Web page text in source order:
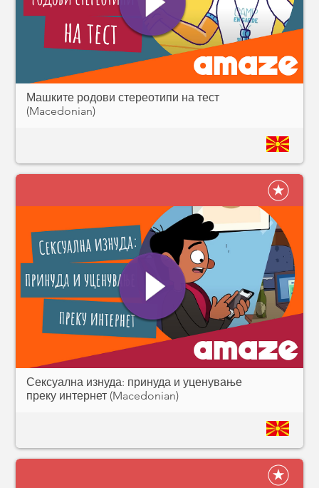
Машките родови стереотипи на тест
(Macedonian)
Сексуална изнуда: принуда и уценување
преку интернет (Macedonian)